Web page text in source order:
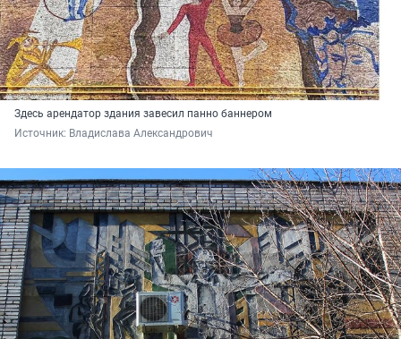
Здесь арендатор здания завесил панно баннером
Источник: Владислава Александрович